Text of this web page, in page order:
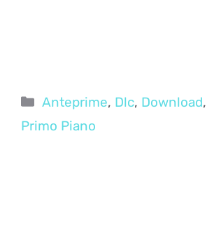
Categorie
Anteprime, Dlc, Download,
Primo Piano